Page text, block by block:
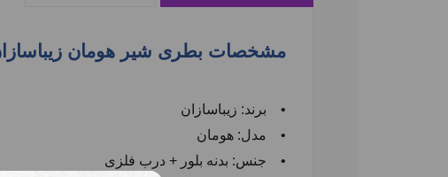
مشخصات بطری شیر هومان
• برند: زیباسازان
• مدل: هومان
• جنس: بدنه بلور + درب فلزی